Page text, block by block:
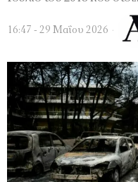
16:47 - 29 Μαΐου 2026